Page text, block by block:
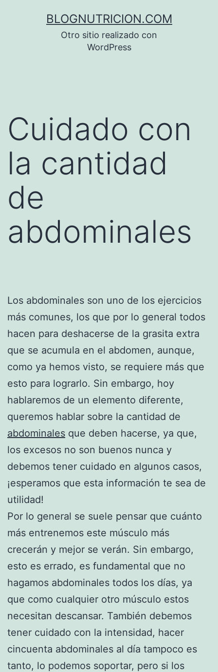
BLOGNUTRICION.COM
Otro sitio realizado con
WordPress
Cuidado con
la cantidad
de
abdominales
Los abdominales son uno de los ejercicios
más comunes, los que por lo general todos
hacen para deshacerse de la grasita extra
que se acumula en el abdomen, aunque,
como ya hemos visto, se requiere más que
esto para lograrlo. Sin embargo, hoy
hablaremos de un elemento diferente,
queremos hablar sobre la cantidad de
abdominales que deben hacerse, ya que,
los excesos no son buenos nunca y
debemos tener cuidado en algunos casos,
¡esperamos que esta información te sea de
utilidad!
Por lo general se suele pensar que cuánto
más entrenemos este músculo más
crecerán y mejor se verán. Sin embargo,
esto es errado, es fundamental que no
hagamos abdominales todos los días, ya
que como cualquier otro músculo estos
necesitan descansar. También debemos
tener cuidado con la intensidad, hacer
cincuenta abdominales al día tampoco es
tanto, lo podemos soportar, pero si los